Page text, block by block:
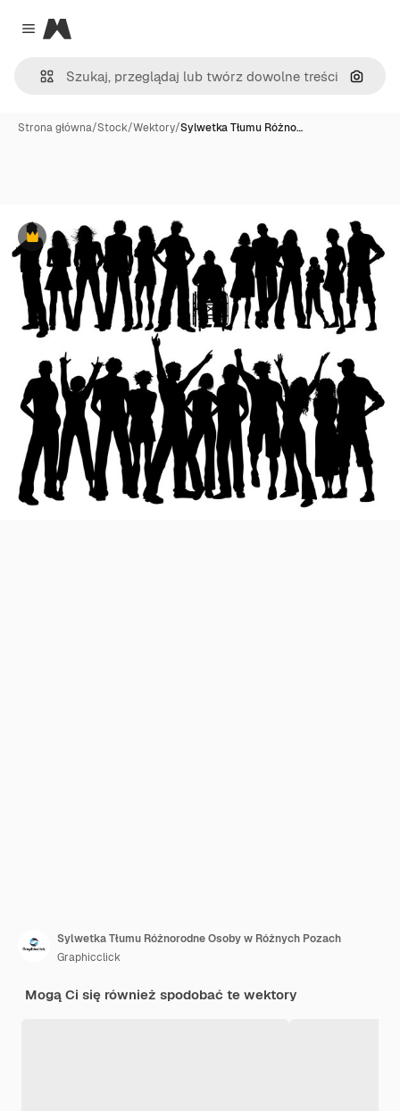
Close menu
Magnific
Szukaj
Strona główna/Stock/Wektory/Sylwetka Tłumu Różno…
Premium
Sylwetka Tłumu Różnorodne Osoby w Różnych Pozach
Graphicclick
Mogą Ci się również spodobać te wektory